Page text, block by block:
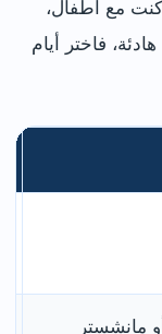
مع أطفال،
فاختر أيام
مانشستر